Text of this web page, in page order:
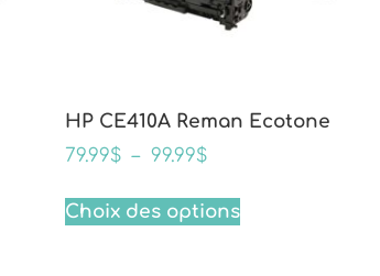
HP CE410A Reman Ecotone
79.99$ – 99.99$
Choix des options